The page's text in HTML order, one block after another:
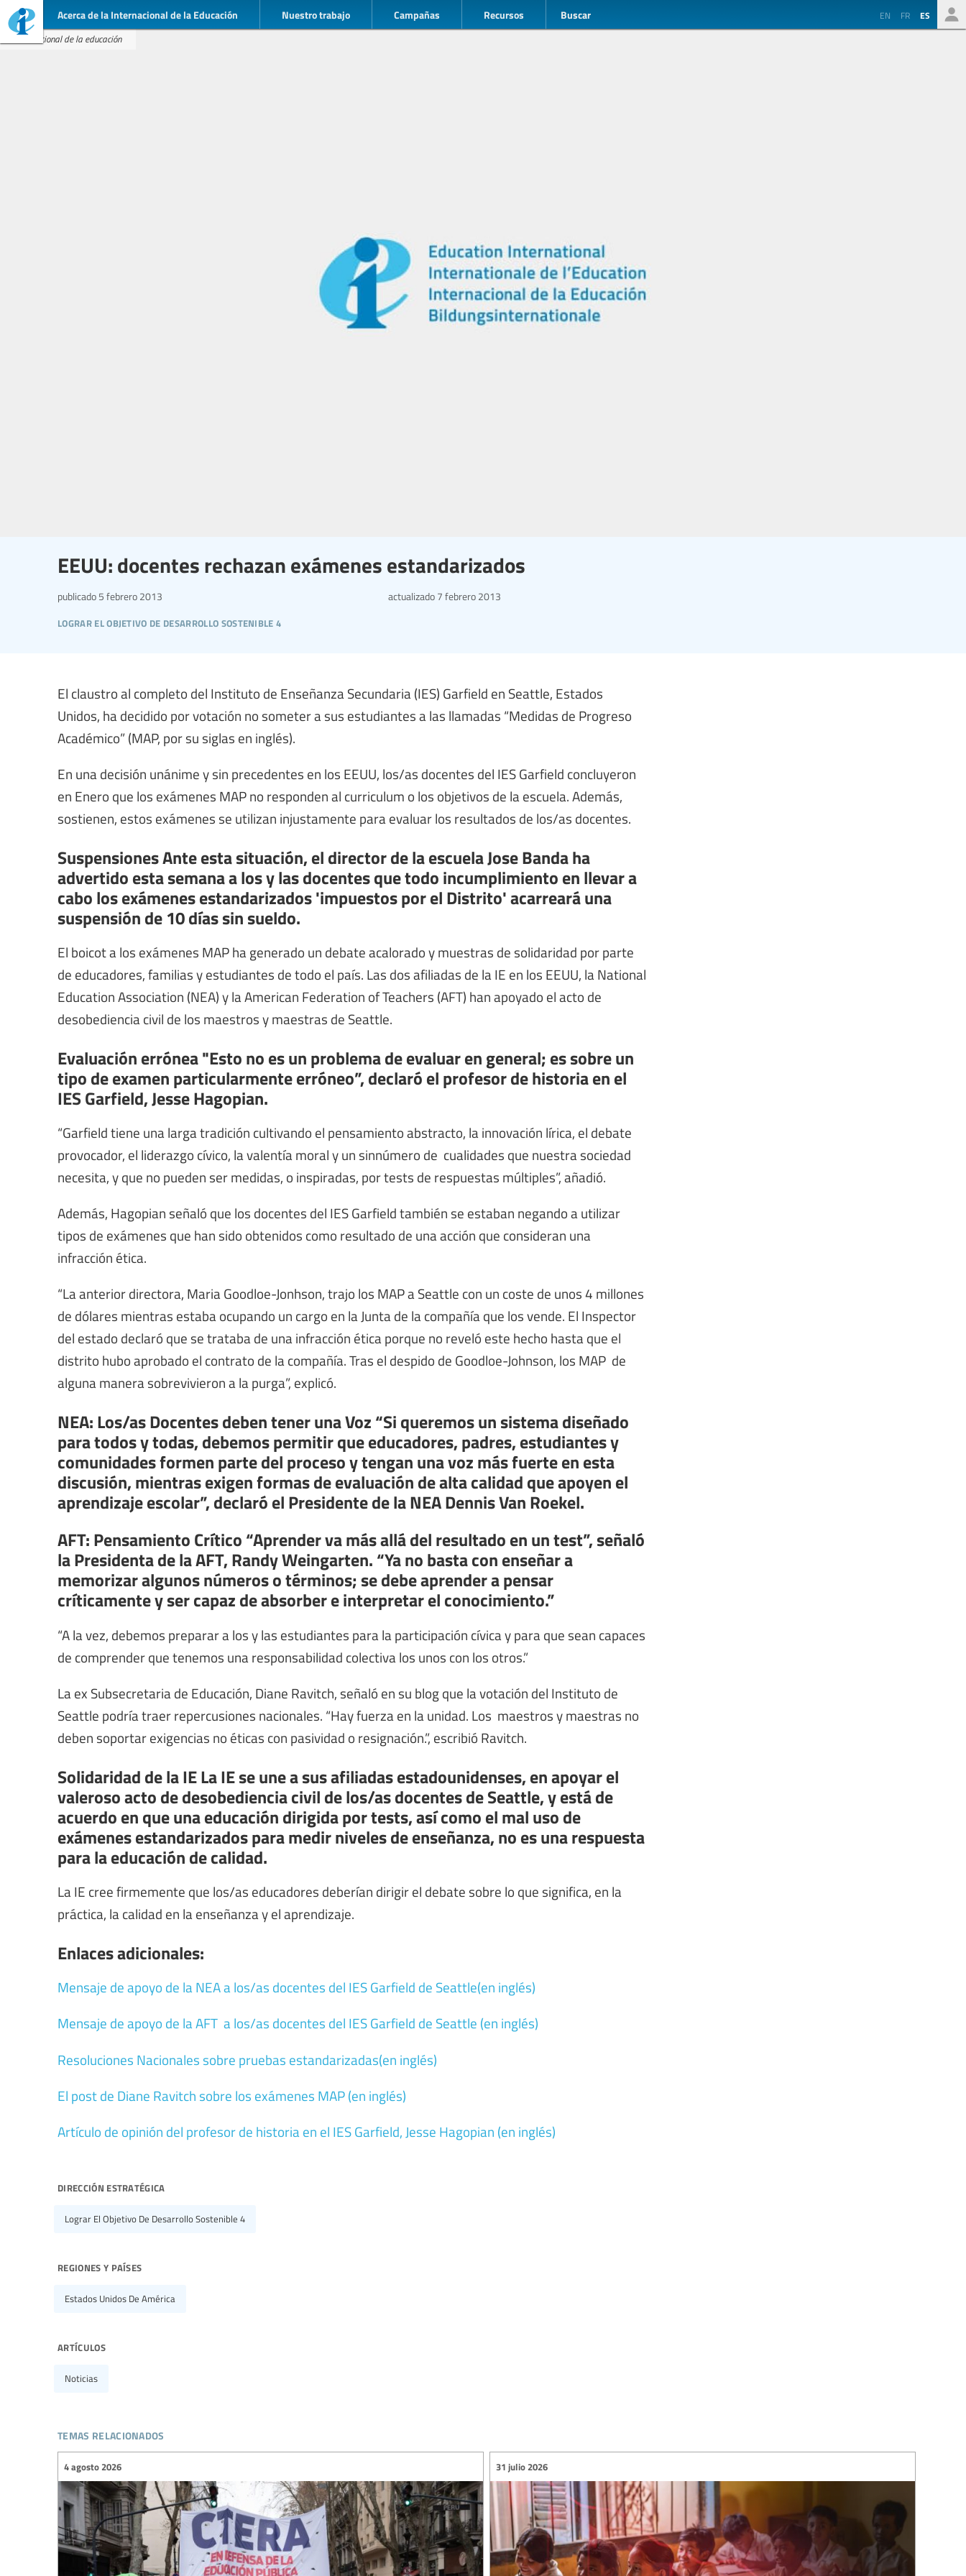
Acerca de la Internacional de la Educación Nuestro trabajo Campañas Recursos Buscar EN FR ES
Internacional de la educación
EEUU: docentes rechazan exámenes estandarizados
lograr el objetivo de desarrollo sostenible 4
publicado 5 febrero 2013 actualizado 7 febrero 2013
El claustro al completo del Instituto de Enseñanza Secundaria (IES) Garfield en Seattle, Estados
Unidos, ha decidido por votación no someter a sus estudiantes a las llamadas “Medidas de Progreso
Académico” (MAP, por su siglas en inglés).
En una decisión unánime y sin precedentes en los EEUU, los/as docentes del IES Garfield concluyeron
en Enero que los exámenes MAP no responden al curriculum o los objetivos de la escuela. Además,
sostienen, estos exámenes se utilizan injustamente para evaluar los resultados de los/as docentes.
Suspensiones Ante esta situación, el director de la escuela Jose Banda ha
advertido esta semana a los y las docentes que todo incumplimiento en llevar a
cabo los exámenes estandarizados 'impuestos por el Distrito' acarreará una
suspensión de 10 días sin sueldo.
El boicot a los exámenes MAP ha generado un debate acalorado y muestras de solidaridad por parte
de educadores, familias y estudiantes de todo el país. Las dos afiliadas de la IE en los EEUU, la National
Education Association (NEA) y la American Federation of Teachers (AFT) han apoyado el acto de
desobediencia civil de los maestros y maestras de Seattle.
Evaluación errónea "Esto no es un problema de evaluar en general; es sobre un
tipo de examen particularmente erróneo”, declaró el profesor de historia en el
IES Garfield, Jesse Hagopian.
“Garfield tiene una larga tradición cultivando el pensamiento abstracto, la innovación lírica, el debate
provocador, el liderazgo cívico, la valentía moral y un sinnúmero de cualidades que nuestra sociedad
necesita, y que no pueden ser medidas, o inspiradas, por tests de respuestas múltiples”, añadió.
Además, Hagopian señaló que los docentes del IES Garfield también se estaban negando a utilizar
tipos de exámenes que han sido obtenidos como resultado de una acción que consideran una
infracción ética.
“La anterior directora, Maria Goodloe-Jonhson, trajo los MAP a Seattle con un coste de unos 4 millones
de dólares mientras estaba ocupando un cargo en la Junta de la compañía que los vende. El Inspector
del estado declaró que se trataba de una infracción ética porque no reveló este hecho hasta que el
distrito hubo aprobado el contrato de la compañía. Tras el despido de Goodloe-Johnson, los MAP de
alguna manera sobrevivieron a la purga”, explicó.
NEA: Los/as Docentes deben tener una Voz “Si queremos un sistema diseñado
para todos y todas, debemos permitir que educadores, padres, estudiantes y
comunidades formen parte del proceso y tengan una voz más fuerte en esta
discusión, mientras exigen formas de evaluación de alta calidad que apoyen el
aprendizaje escolar”, declaró el Presidente de la NEA Dennis Van Roekel.
AFT: Pensamiento Crítico “Aprender va más allá del resultado en un test”, señaló
la Presidenta de la AFT, Randy Weingarten. “Ya no basta con enseñar a
memorizar algunos números o términos; se debe aprender a pensar
críticamente y ser capaz de absorber e interpretar el conocimiento.”
“A la vez, debemos preparar a los y las estudiantes para la participación cívica y para que sean capaces
de comprender que tenemos una responsabilidad colectiva los unos con los otros.”
La ex Subsecretaria de Educación, Diane Ravitch, señaló en su blog que la votación del Instituto de
Seattle podría traer repercusiones nacionales. “Hay fuerza en la unidad. Los maestros y maestras no
deben soportar exigencias no éticas con pasividad o resignación.”, escribió Ravitch.
Solidaridad de la IE La IE se une a sus afiliadas estadounidenses, en apoyar el
valeroso acto de desobediencia civil de los/as docentes de Seattle, y está de
acuerdo en que una educación dirigida por tests, así como el mal uso de
exámenes estandarizados para medir niveles de enseñanza, no es una respuesta
para la educación de calidad.
La IE cree firmemente que los/as educadores deberían dirigir el debate sobre lo que significa, en la
práctica, la calidad en la enseñanza y el aprendizaje.
Enlaces adicionales:
Mensaje de apoyo de la NEA a los/as docentes del IES Garfield de Seattle(en inglés)
Mensaje de apoyo de la AFT a los/as docentes del IES Garfield de Seattle (en inglés)
Resoluciones Nacionales sobre pruebas estandarizadas(en inglés)
El post de Diane Ravitch sobre los exámenes MAP (en inglés)
Artículo de opinión del profesor de historia en el IES Garfield, Jesse Hagopian (en inglés)
dirección estratégica
Lograr El Objetivo De Desarrollo Sostenible 4
regiones y países
Estados Unidos De América
artículos
Noticias
temas relacionados
4 agosto 2026 31 julio 2026